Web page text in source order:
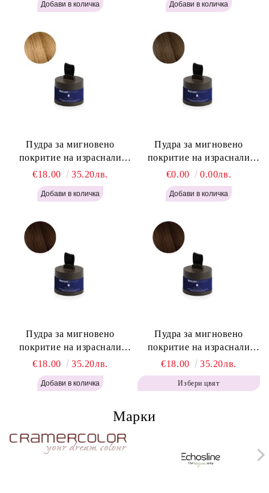
Light Blonde H646
Пудра за мигновено
покритие на израснали
корени Русо - Labor Pro
Instant Retouch Powder -
Blonde H645
€18.00 35.20лв.
Пудра за мигновено
покритие на израснали
корени Светло Кафяво -
Labor Pro Instant Retouch
Powder - Light Brown H644
€0.00 0.00лв.
Пудра за мигновено
покритие на израснали
корени Топло Кафяво -
Labor Pro Instant Retouch
Powder - Warm Brown H643
€18.00 35.20лв.
Пудра за мигновено
покритие на израснали
корени Кафяво - Labor Pro
Instant Retouch Powder -
Brown H642
€18.00 35.20лв.
Избери цвят
Марки